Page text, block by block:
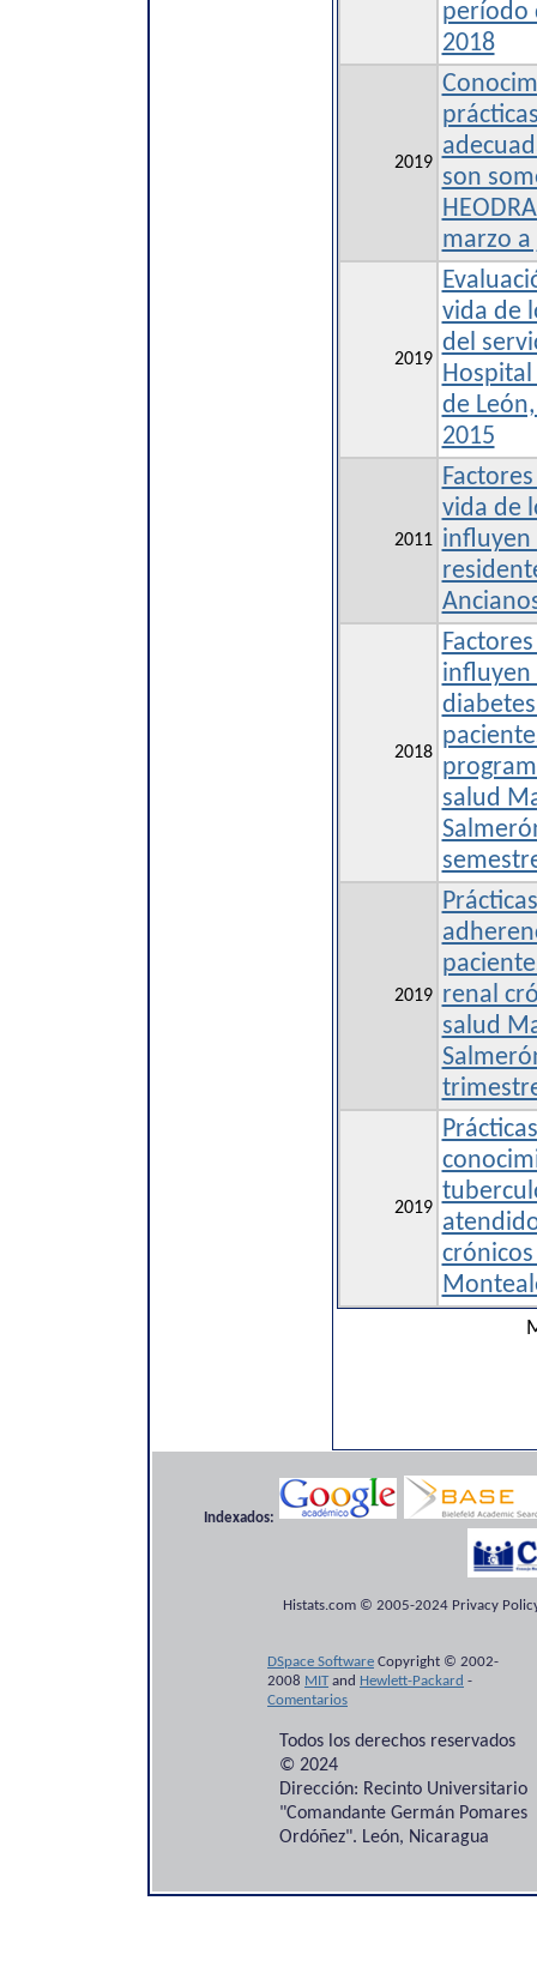
período
2018
2019
son
marzo
2019
vida de
del
Hospital
de
2015
2011
vida de
influyen
2018
influyen
salud
2019 renal
salud
2019
Indexados:
Histats.com © 2005-2024 Privacy
DSpace Software Copyright © 2002-
2008 MITand Hewlett-Packard -
Comentarios
Todos los derechos reservados
© 2024
Dirección: Recinto Universitario
"Comandante Germán Pomares
Ordóñez". León, Nicaragua